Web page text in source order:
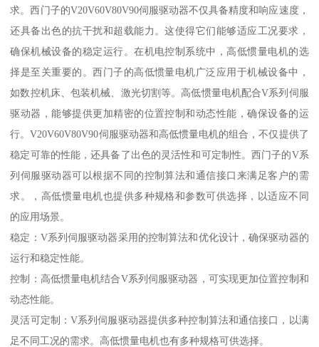
求。西门子的V20V60V80V90伺服驱动器不仅具备精度和响应速度，
还具备出色的抗干扰和超载能力。这使得它们能够适应工况要求，
确保机械设备的稳定运行。在机电控制系统中，高低惯量电机的选
择是至关重要的。西门子的高低惯量电机广泛应用于机械设备中，
如数控机床、包装机械、激光切割等。高低惯量电机配合V系列伺服
驱动器，能够提供更加精密的位置控制和动态性能，确保设备的运
行。V20V60V80V90伺服驱动器和高低惯量电机的组合，不仅提供了
稳定可靠的性能，还具备了出色的灵活性和可定制性。西门子的V系
列伺服驱动器可以根据不同的控制算法和通信接口来满足客户的需
求。，高低惯量电机也提供多种规格和参数可供选择，以适应不同
的应用场景。
稳定：V系列伺服驱动器采用的控制算法和优化设计，确保驱动器的
运行和稳定性能。
控制：高低惯量电机结合V系列伺服驱动器，可实现更加位置控制和
动态性能。
灵活可定制：V系列伺服驱动器提供多种控制算法和通信接口，以满
足不同工况的需求。高低惯量电机也有多种规格可供选择。